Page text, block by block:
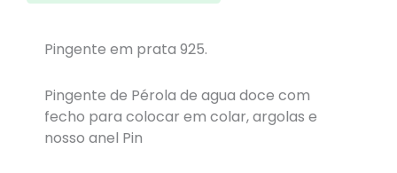
Pingente em prata 925.
Pingente de Pérola de agua doce com
fecho para colocar em colar, argolas e
nosso anel Pin